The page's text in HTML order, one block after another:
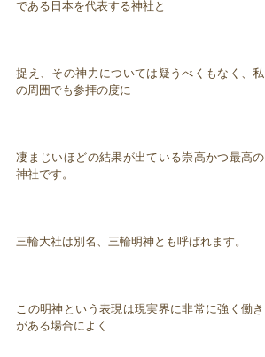
である日本を代表する神社と
捉え、その神力については疑うべくもなく、私
の周囲でも参拝の度に
凄まじいほどの結果が出ている崇高かつ最高の
神社です。
三輪大社は別名、三輪明神とも呼ばれます。
この明神という表現は現実界に非常に強く働き
がある場合によく